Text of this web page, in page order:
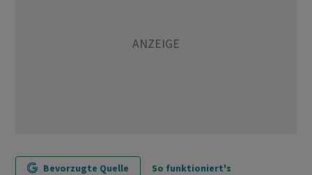
Bevorzugte Quelle So funktioniert's